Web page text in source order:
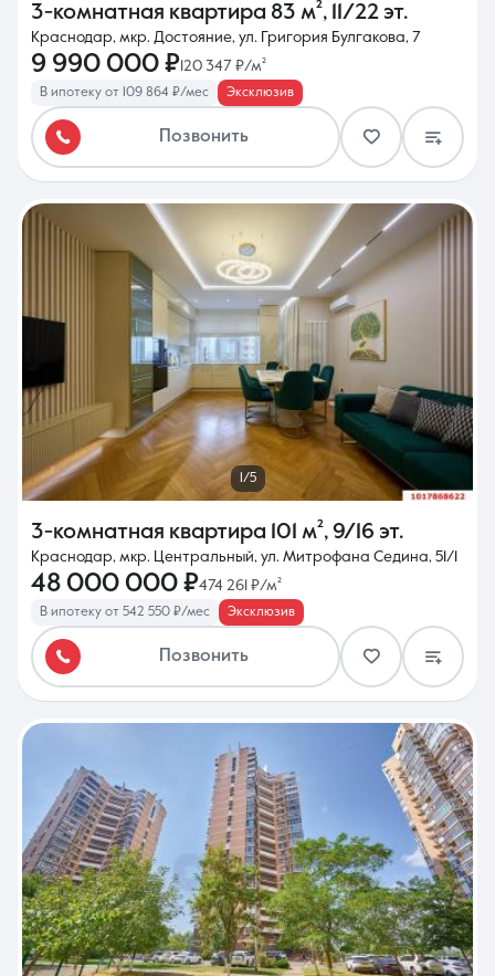
3-комнатная квартира 83 м², 11/22 эт.
Краснодар, мкр. Достояние, ул. Григория Булгакова, 7
9 990 000 ₽ 120 347 ₽/м²
В ипотеку от 109 864 ₽/мес Эксклюзив
Позвонить
1/5
3-комнатная квартира 101 м², 9/16 эт.
Краснодар, мкр. Центральный, ул. Митрофана Седина, 51/1
48 000 000 ₽474 261 ₽/м²
В ипотеку от 542 550 ₽/мес Эксклюзив
Позвонить